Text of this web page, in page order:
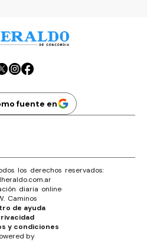
fuente en
los derechos reservados:
diaria online·
Caminos
y condiciones
de ayuda
by